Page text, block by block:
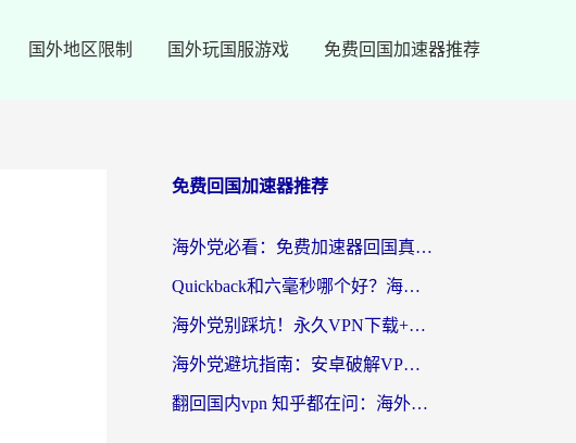
国外地区限制 国外玩国服游戏 免费回国加速器推荐
免费回国加速器推荐
海外党必看：免费加速器回国真的靠谱吗？3步教你选到好用的归雁替代
Quickback和六毫秒哪个好？海外党亲测：选对回国加速器，无缝刷剧办公不再愁
海外党别踩坑！永久VPN下载+回国加速器选择指南，无缝刷国内剧游戏支付
海外党避坑指南：安卓破解VPN真的靠谱吗？教你选对回国加速器无缝刷国内资源
翻回国内vpn 知乎都在问：海外党如何选对加速器，无缝刷剧打游戏？